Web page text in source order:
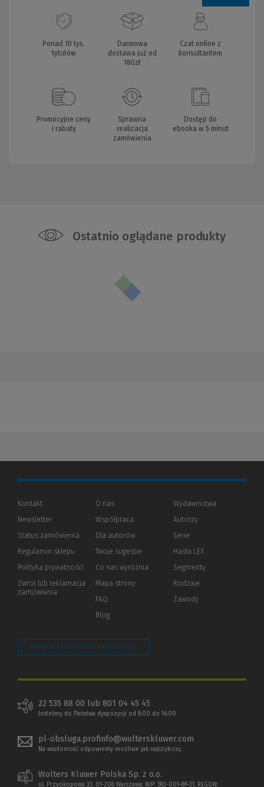
Ponad 10 tys.
tytułów
Darmowa
dostawa już od
180zł
Czat online z
konsultantem
Promocyjne ceny
i rabaty
Sprawna
realizacja
zamówienia
Dostęp do
ebooka w 5 minut
Ostatnio oglądane produkty
Kontakt
Newsletter
Status zamówienia
Regulamin sklepu
Polityka prywatności (Nowe
(Link
innej
Zwrot lub reklamacja
zamówienia
O nas
Współpraca
Dla autorów(Nowe
(Link
innej
Twoje sugestie
Co nas wyróżnia
Mapa strony
FAQ
Blog
Wydawnictwa
Autorzy
Serie
Hasła LEX
Segmenty
Rodzaje
Zawody
Zarządzaj preferencjami plików cookie
22 535 88 00 lub 801 04 45 45
Jesteśmy do Państwa dyspozycji od 8:00 do 16:00
pl-obsluga.profinfo@wolterskluwer.com
Na wiadomość odpowiemy możliwe jak najszybciej.
Wolters Kluwer Polska Sp. z o.o.
ul. Przyokopowa 33, 01-208 Warszawa; NIP: 583-001-89-31, REGON: